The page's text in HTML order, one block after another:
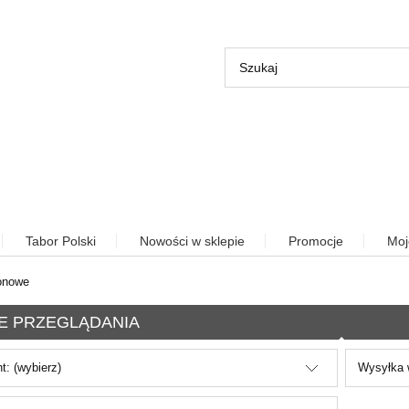
Tabor Polski Nowości w sklepie Promocje
PRZEGLĄDANIA
(wybierz) Wysyłka